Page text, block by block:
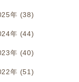
年 (38)
年 (44)
年 (40)
年 (51)